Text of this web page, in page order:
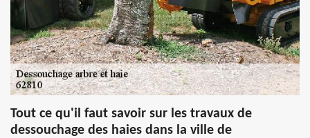
Tout ce qu'il faut savoir sur les travaux de
dessouchage des haies dans la ville de